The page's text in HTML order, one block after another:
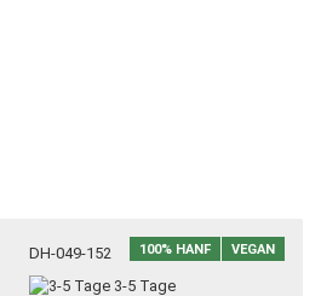
100% HANF VEGAN
DH-049-152
3-5 Tage